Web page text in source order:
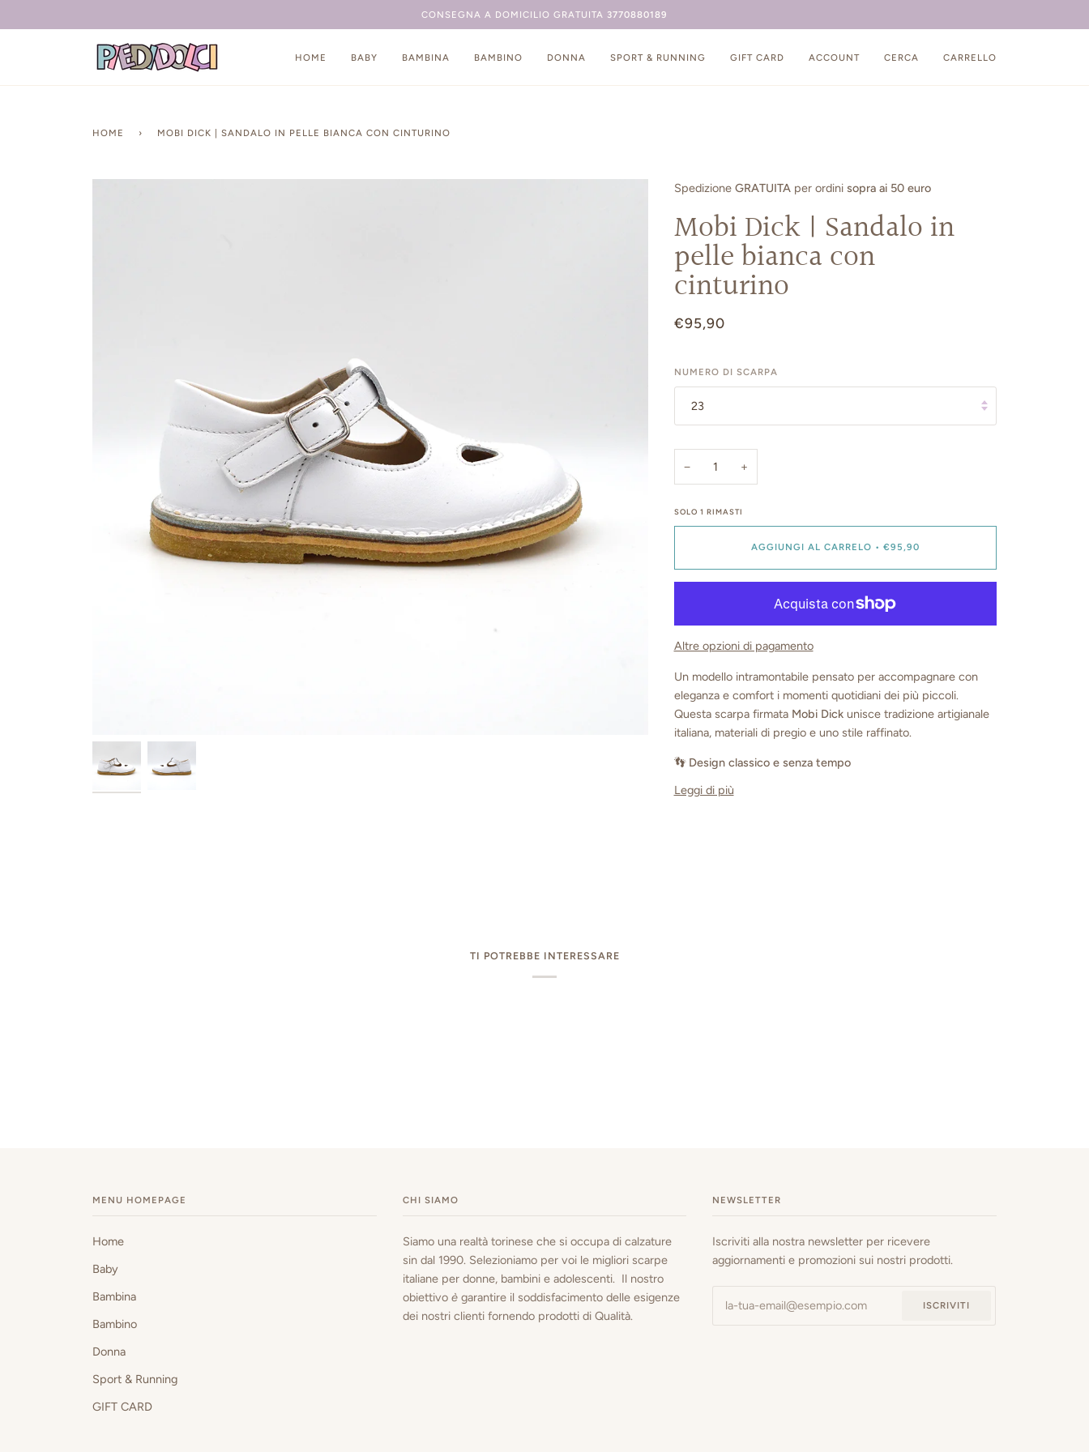
SPEDIZIONE GRATUITA PER ORDINI SOPRA AI 45 EURO
HOME BABY BAMBINA BAMBINO DONNA SPORT & RUNNING GIFT CARD ACCOUNT CERCA CARRELLO
HOME › MOBI DICK | SANDALO IN PELLE BIANCA CON CINTURINO
Spedizione GRATUITAper ordini sopra ai 50 euro
Mobi Dick | Sandalo in
pelle bianca con
cinturino
€95,90
NUMERO DI SCARPA
23
− +
SOLO 1 RIMASTI
AGGIUNGI AL CARRELO • €95,90
Altre opzioni di pagamento
Un modello intramontabile pensato per accompagnare con
eleganza e comfort i momenti quotidiani dei più piccoli.
Questa scarpa firmata Mobi Dickunisce tradizione artigianale
italiana, materiali di pregio e uno stile raffinato.
👣 Design classico e senza tempo
Leggi di più
TI POTREBBE INTERESSARE
MENU HOMEPAGE
Home
Baby
Bambina
Bambino
Donna
Sport & Running
GIFT CARD
CHI SIAMO
Siamo una realtà torinese che si occupa di calzature
sin dal 1990. Selezioniamo per voi le migliori scarpe
italiane per donne, bambini e adolescenti. Il nostro
obiettivo è garantire il soddisfacimento delle esigenze
dei nostri clienti fornendo prodotti di Qualità.
NEWSLETTER
Iscriviti alla nostra newsletter per ricevere
aggiornamenti e promozioni sui nostri prodotti.
ISCRIVITI